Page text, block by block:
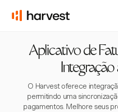
Aplicativo de
O Harvest oferece
permitindo uma
pagamentos. Melhore seus